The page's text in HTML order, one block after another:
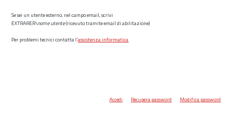
Se sei un utente esterno, nel campo email, scrivi
EXTRARER\nome utente(ricevuto tramite email di abilitazione)
Per problemi tecnici contatta l’assistenza informatica.
Accedi Recupera password Modifica password